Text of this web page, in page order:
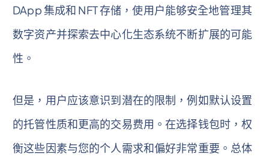
DApp 集成和 NFT 存储，使用户能够安全地管理其
数字资产并探索去中心化生态系统不断扩展的可能
性。
但是，用户应该意识到潜在的限制，例如默认设置
的托管性质和更高的交易费用。在选择钱包时，权
衡这些因素与您的个人需求和偏好非常重要。总体